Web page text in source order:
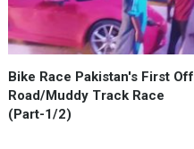
Bike Race Pakistan's First Off
Road/Muddy Track Race
(Part-1/2)